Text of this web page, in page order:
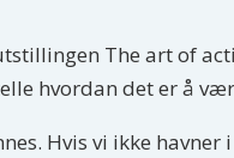
The art of
hvordan det er å
Hvis vi ikke